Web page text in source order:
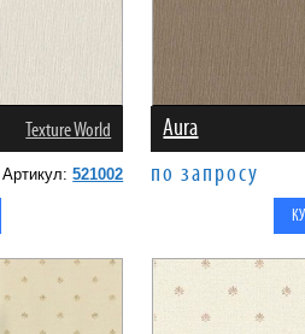
Texture World
Артикул:521002
Aura
по запросу